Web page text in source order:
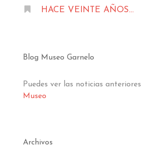
HACE VEINTE AÑOS…
Blog Museo Garnelo
Puedes ver las noticias anteriores
Museo
Archivos